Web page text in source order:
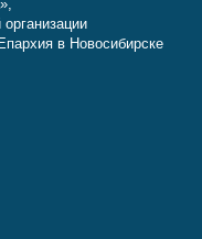
в Новосибирске